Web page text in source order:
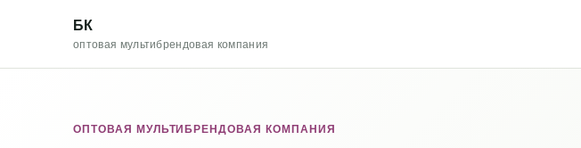
БК
оптовая мультибрендовая компания
ОПТОВАЯ МУЛЬТИБРЕНДОВАЯ КОМПАНИЯ